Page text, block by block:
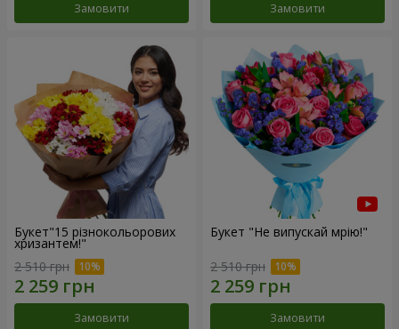
Замовити Замовити
Букет"15 різнокольорових
хризантем!"
2 510 грн
Замовити
Букет "Не випускай мрію!"
2 510 грн
Замовити